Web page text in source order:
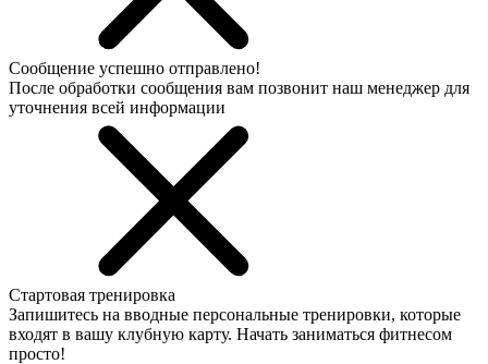
Сообщение успешно отправлено!
После обработки сообщения вам позвонит наш менеджер для
уточнения всей информации
Стартовая тренировка
Запишитесь на вводные персональные тренировки, которые
входят в вашу клубную карту. Начать заниматься фитнесом
просто!